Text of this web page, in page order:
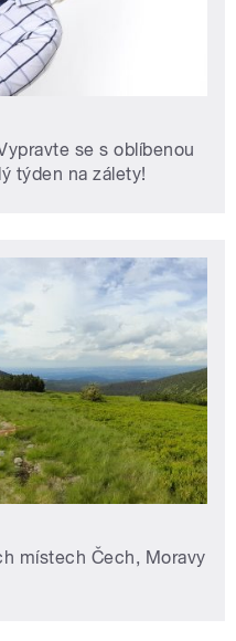
se s oblíbenou
týden na zálety!
místech Čech, Moravy